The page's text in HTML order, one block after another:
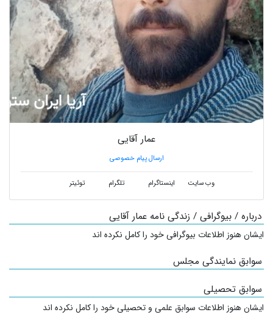
عمار آقایی
ارسال پیام خصوصی
وب سایت اینستاگرام تلگرام توئیتر
درباره / بیوگرافی / زندگی نامه عمار آقایی
ایشان هنوز اطلاعات بیوگرافی خود را کامل نکرده اند
سوابق نمایندگی مجلس
سوابق تحصیلی
ایشان هنوز اطلاعات سوابق علمی و تحصیلی خود را کامل نکرده اند